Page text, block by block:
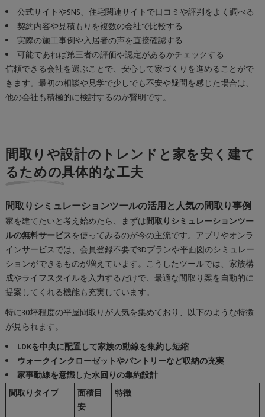
公式サイトやSNS、住宅関連サイトで口コミや評判をよく調べる
契約内容や見積もりを複数の会社で比較する
実際の施工事例や入居者の声を直接確認する
可能であれば第三者の評価や認定があるかチェックする
信頼できる会社を選ぶことで、安心して家づくりを進めることがで
きます。最初の相談や見学で少しでも不安や疑問を感じた場合は、
他の会社も積極的に検討するのが賢明です。
間取りや設計のトレンドと家を安く建て
るための具体的な工夫
間取りシミュレーションツールの活用と人気の間取り事例
家を建てたいと考え始めたら、まずは間取りシミュレーションツー
ルの無料サービスを使ってみるのが今の主流です。アプリやオンラ
インサービスでは、会員登録不要で3Dプランや平面図のシミュレー
ションができるものが増えています。こうしたツールでは、家族構
成やライフスタイルを入力するだけで、最適な間取り案を自動的に
提案してくれる機能も充実しています。
特に30坪程度の平屋間取りが人気を集めており、以下のような特徴
が見られます。
LDKを中央に配置して家族の動線を集約し短縮
ウォークインクローゼットやパントリーなど収納の充実
家事動線を意識した水回りの集約設計
間取りタイプ
面積目
安
特徴